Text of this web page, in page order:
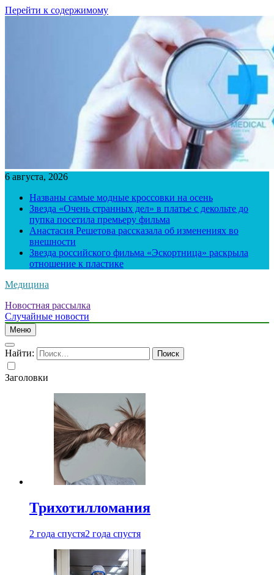
Перейти к содержимому
6 августа, 2026
Названы самые модные кроссовки на осень
Звезда «Очень странных дел» в платье с декольте до
пупка посетила премьеру фильма
Анастасия Решетова рассказала об изменениях во
внешности
Звезда российского фильма «Эскортница» раскрыла
отношение к пластике
Медицина
Новостная рассылка
Случайные новости
Меню
Найти:
Заголовки
Трихотилломания
2 года спустя2 года спустя